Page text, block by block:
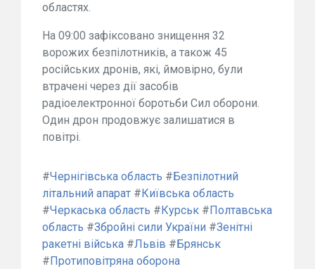
областях.
На 09:00 зафіксовано знищення 32
ворожих безпілотників, а також 45
російських дронів, які, ймовірно, були
втрачені через дії засобів
радіоелектронної боротьби Сил оборони.
Один дрон продовжує залишатися в
повітрі.
#Чернігівська область #Безпілотний
літальний апарат #Київська область
#Черкаська область #Курськ #Полтавська
область #Збройні сили України #Зенітні
ракетні війська #Львів #Брянськ
#Протиповітряна оборона